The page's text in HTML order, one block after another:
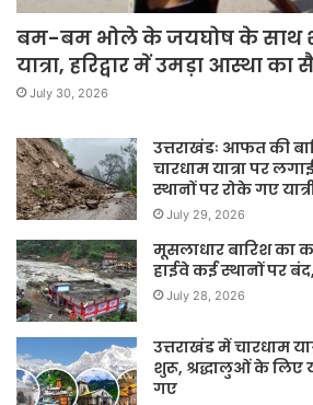
बम-बम भोले के जयघोष के साथ
यात्रा, हरिद्वार में उमड़ा आस्था का
July 30, 2026
उत्तराखंडः आफत की
चारधाम यात्रा पर
स्थानों पर रोके गए
July 29, 2026
मूसलाधार बारिश का
हाईवे कई स्थानों पर बंद,
July 28, 2026
उत्तराखंड में चारधाम
शुरू, श्रद्धालुओं के लिए
गए